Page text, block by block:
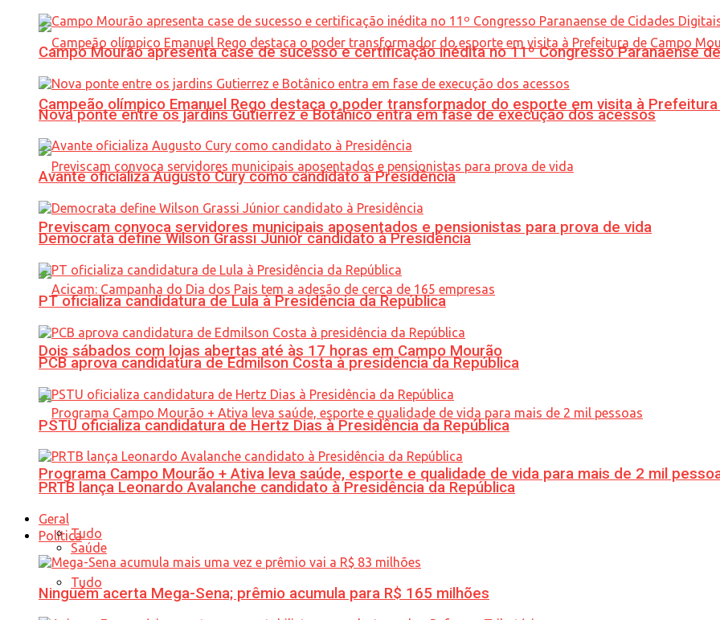
Campeão olímpico Emanuel Rego destaca o poder transformador do esporte em visita à
Previscam convoca servidores municipais aposentados e pensionistas para prova de vida
Dois sábados com lojas abertas até às 17 horas em Campo Mourão
Programa Campo Mourão + Ativa leva saúde, esporte e qualidade de vida para mais de 2 mil
Política
Tudo
Campo Mourão apresenta case de sucesso e certificação inédita no 11º Congresso Paranaense
Nova ponte entre os jardins Gutierrez e Botânico entra em fase de execução dos acessos
Avante oficializa Augusto Cury como candidato à Presidência
Democrata define Wilson Grassi Júnior candidato à Presidência
PT oficializa candidatura de Lula à Presidência da República
PCB aprova candidatura de Edmilson Costa à presidência da República
PSTU oficializa candidatura de Hertz Dias à Presidência da República
PRTB lança Leonardo Avalanche candidato à Presidência da República
Geral
Tudo
Saúde
Ninguém acerta Mega-Sena; prêmio acumula para R$ 165 milhões